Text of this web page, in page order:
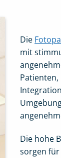
Die
mit
Die hohe
sorgen